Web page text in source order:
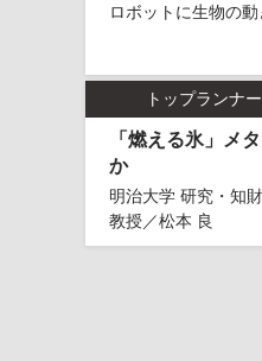
ロボットに生物の
トップランナー
「燃える氷」メ
か
明治大学 研究・知
教授／松本 良